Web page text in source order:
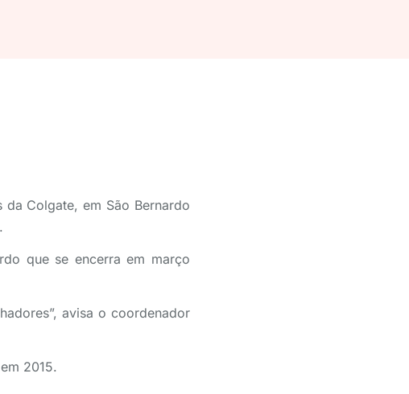
Colgate, em São Bernardo
que se encerra em março
avisa o coordenador
2015.